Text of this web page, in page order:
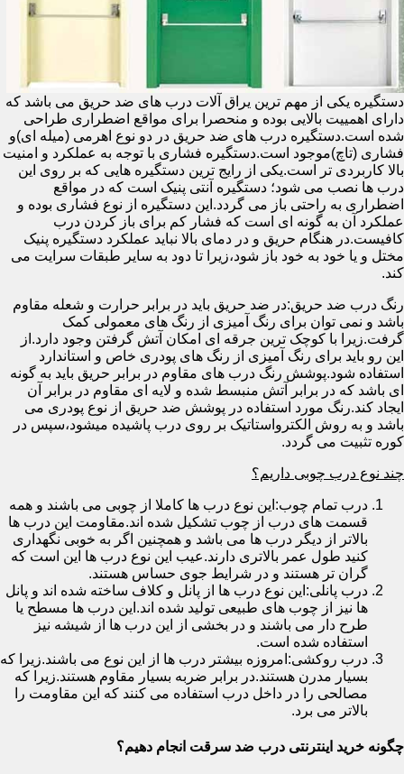
دستگیره یکی از مهم ترین یراق آلات درب های ضد حریق می باشد که
دارای اهمییت بالایی بوده و منحصرا برای مواقع اضطراری طراحی
شده است.دستگیره درب های ضد حریق در دو نوع اهرمی (میله ای)و
فشاری (تاچ)موجود است.دستگیره فشاری با توجه به عملکرد و امنیت
بالا کاربردی تر است.یکی از رایج ترین دستگیره هایی که بر روی این
درب ها نصب می شود؛ دستگیره آنتی پنیک است که در مواقع
اضطراری به راحتی باز می گردد.این دستگیره از نوع فشاری بوده و
عملکرد آن به گونه ای است که فشار کم برای باز کردن درب
کافیست.در هنگام حریق و در دمای بالا نباید عملکرد دستگیره پنیک
مختل و یا خود به خود باز شود،زیرا تا دود به سایر طبقات سرایت می
کند.
رنگ درب ضد حریق:در ضد حریق باید در برابر حرارت و شعله مقاوم
باشد و نمی توان برای رنگ آمیزی از رنگ های معمولی کمک
گرفت.زیرا با کوچک ترین جرقه ای امکان آتش گرفتن وجود دارد.از
این رو باید برای رنگ آمیزی از رنگ های پودری خاص و استاندارد
استفاده شود.پوشش رنگ درب های مقاوم در برابر حریق باید به گونه
ای باشد که در برابر آتش منبسط شده و لایه ای مقاوم در برابر آن
ایجاد کند.رنگ مورد استفاده در پوشش ضد حریق از نوع پودری می
باشد و به روش الکترواستاتیک بر روی درب پاشیده میشود،سپس در
کوره تثبیت می گردد.
چند نوع درب چوبی داریم؟
درب تمام چوب:این نوع درب ها کاملا از چوبی می باشند و همه
قسمت های درب از چوب تشکیل شده اند.مقاومت این درب ها
بالاتر از دیگر درب ها می باشد و همچنین اگر به خوبی نگهداری
کنید طول عمر بالاتری دارند.عیب این نوع درب ها این است که
گران تر هستند و در شرایط جوی حساس هستند.
درب پانلی:این نوع درب ها از پانل و کلاف ساخته شده اند و پانل
ها نیز از چوب های طبیعی تولید شده اند.این درب ها مسطح یا
طرح دار می باشند و در بخشی از این درب ها از شیشه نیز
استفاده شده است.
درب روکشی:امروزه بیشتر درب ها از این نوع می باشند.زیرا که
بسیار مدرن هستند.در برابر ضربه بسیار مقاوم هستند.زیرا که
مصالحی را در داخل درب استفاده می کنند که این مقاومت را
بالاتر می برد.
چگونه خرید اینترنتی درب ضد سرقت انجام دهیم؟